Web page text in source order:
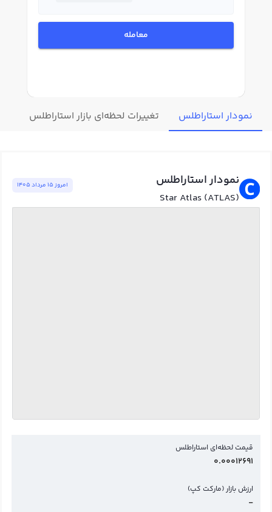
معامله
نمودار استاراطلس تغییرات لحظه‌ای بازار استاراطلس
نمودار استاراطلس
Star Atlas (ATLAS)
امروز ١٥ مرداد ١٤٠٥
قیمت لحظه‌ای استاراطلس
0.00012691
ارزش بازار (مارکت کپ)
-